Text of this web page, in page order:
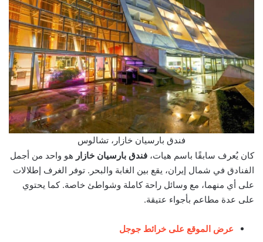
فندق بارسيان خازار، تشالوس
كان يُعرف سابقًا باسم هيات، فندق بارسيان خازار هو واحد من أجمل
الفنادق في شمال إيران، يقع بين الغابة والبحر. توفر الغرف إطلالات
على أي منهما، مع وسائل راحة كاملة وشواطئ خاصة. كما يحتوي
على عدة مطاعم بأجواء عتيقة.
عرض الموقع على خرائط جوجل